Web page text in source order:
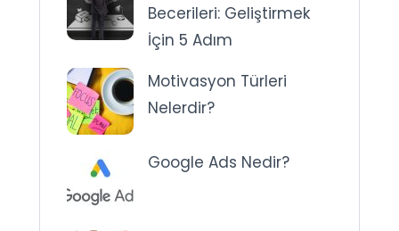
Becerileri: Geliştirmek
İçin 5 Adım
Motivasyon Türleri
Nelerdir?
Google Ads Nedir?